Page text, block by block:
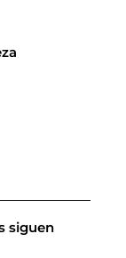
siguen